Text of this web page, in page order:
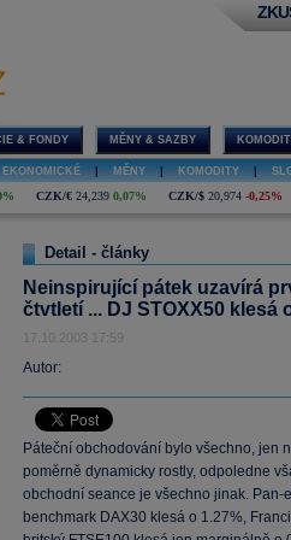
& FONDY MĚNY & SAZBY
EKONOMICKÉ MĚNY KOMODITY
CZK/€ 24,239 0,07% CZK/$ 20,974 -0,25%
Detail - články
Neinspirující pátek uzavírá
čtvtletí ... DJ STOXX50 klesá
17.10.2003 17:59
Autor:
Páteční obchodování bylo všechno, jen
poměrně dynamicky rostly, odpoledne
obchodní seance je všechno jinak. Pan-
benchmark DAX30 klesá o 1.27%,